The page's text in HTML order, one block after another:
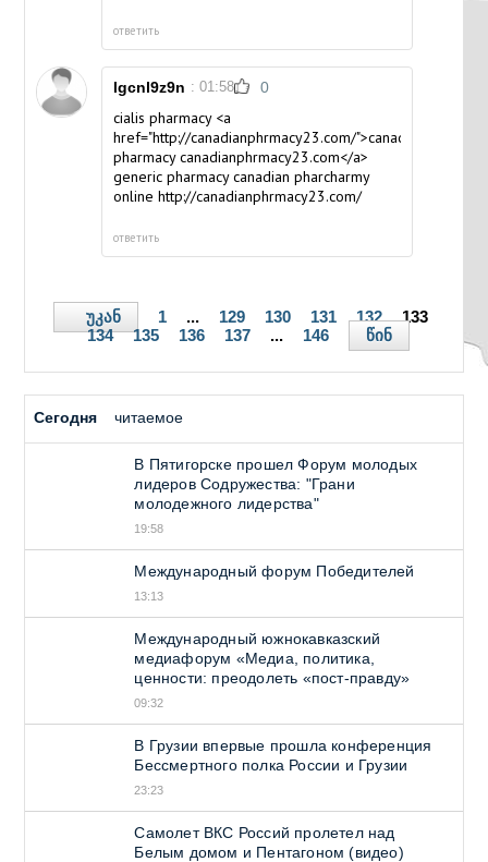
ответить
lgcnl9z9n : 01:58 0
cialis pharmacy <a
href="http://canadianphrmacy23.com/">canadian
pharmacy canadianphrmacy23.com</a>
generic pharmacycanadian pharcharmy
online http://canadianphrmacy23.com/
ответить
უკან 1 ... 129 130 131 132
133
134
135 136 137 ... 146 წინ
Сегодня читаемое
В Пятигорске прошел Форум молодых
лидеров Содружества: "Грани
молодежного лидерства"
19:58
Международный форум Победителей
13:13
Международный южнокавказский
медиафорум «Медиа, политика,
ценности: преодолеть «пост-правду»
09:32
В Грузии впервые прошла конференция
Бессмертного полка России и Грузии
23:23
Самолет ВКС Россий пролетел над
Белым домом и Пентагоном (видео)